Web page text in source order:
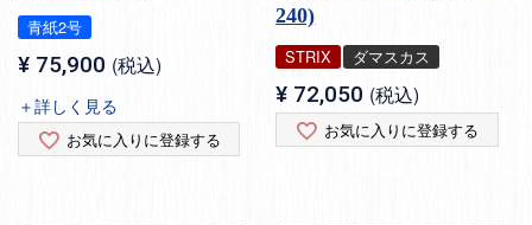
青紙2号
¥ 75,900 税込
＋詳しく見る
お気に入りに登録する
240)
STRIX ダマスカス
¥ 72,050 税込
お気に入りに登録する